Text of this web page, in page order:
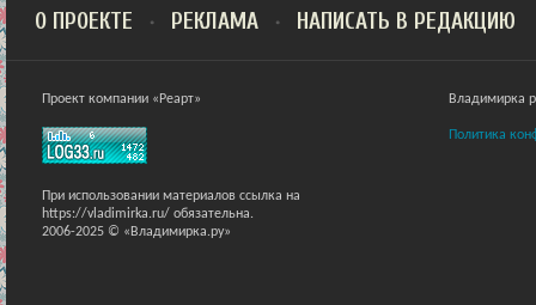
О ПРОЕКТЕ РЕКЛАМА НАПИСАТЬ В РЕДАКЦИЮ
Проект компании «Реарт»
При использовании материалов ссылка на
https://vladimirka.ru/ обязательна.
2006-2025 © «Владимирка.ру»
Владимирка
Политика